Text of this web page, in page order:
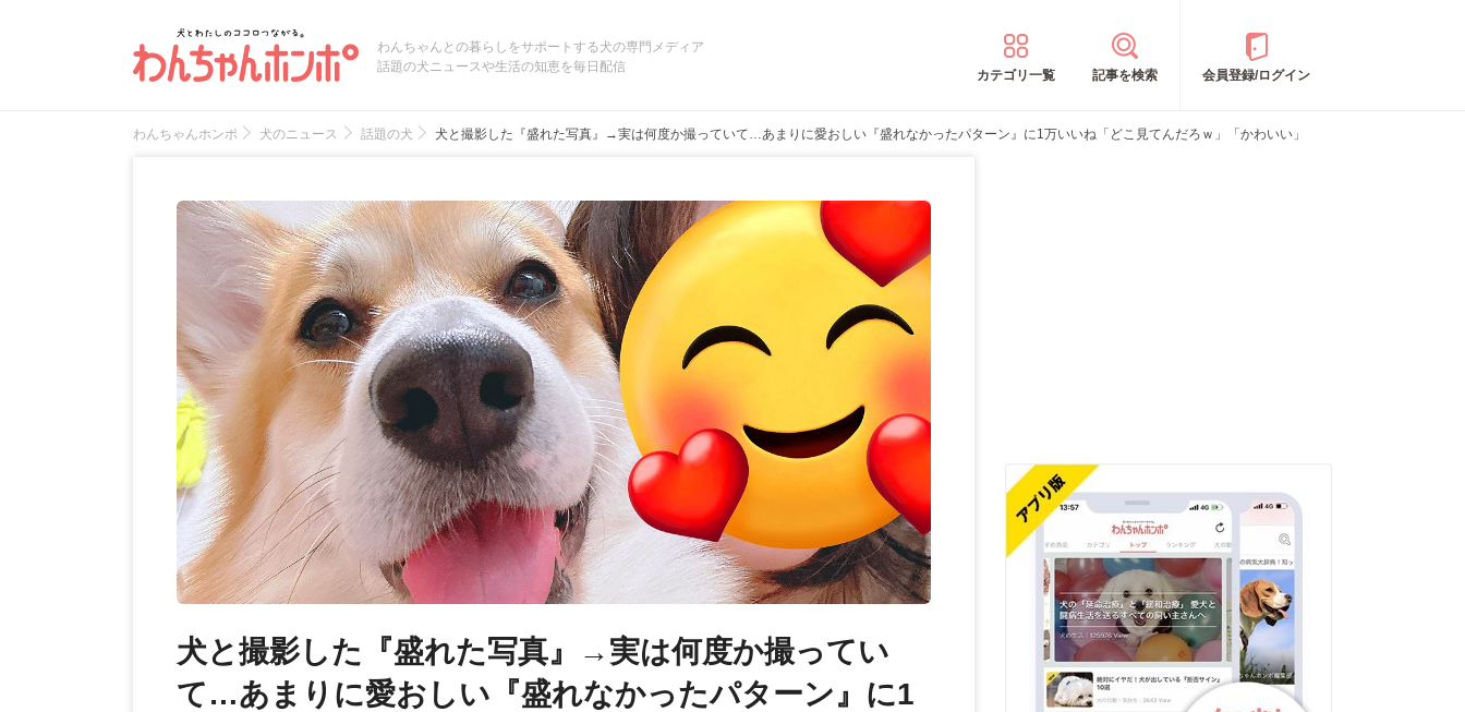
わんちゃんとの暮らしをサポートする犬の専門メディア
話題の犬ニュースや生活の知恵を毎日配信
カテゴリ一覧 記事を検索 会員登録/ログイン
わんちゃんホンポ 犬のニュース 話題の犬 犬と撮影した『盛れた写真』→実は何度か撮っていて…あまりに愛おしい『盛れなかったパターン』に1万いいね「どこ見てんだろｗ」「かわいい」
犬と撮影した『盛れた写真』→実は何度か撮ってい
て…あまりに愛おしい『盛れなかったパターン』に1